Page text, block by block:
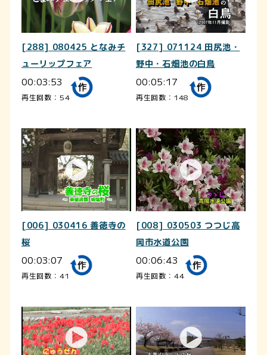
[288] 080425 となみチ
ューリップフェア
00:03:53
再生回数：54
[327] 071124 田尻池・
野中・石畑池の白鳥
00:05:17
再生回数：148
[006] 030416 善徳寺の
桜
00:03:07
再生回数：41
[008] 030503 つつじ高
岡市水道公園
00:06:43
再生回数：44